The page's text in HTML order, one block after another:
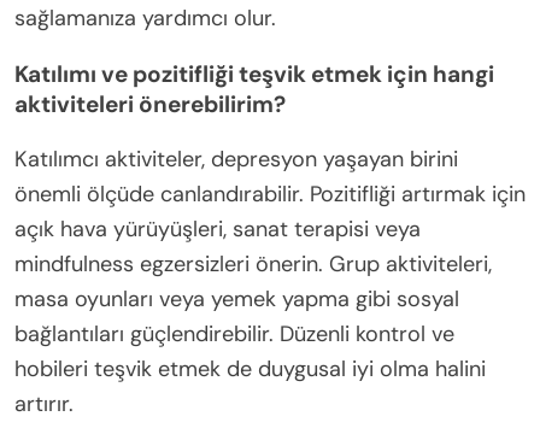
sağlamanıza yardımcı olur.
Katılımı ve pozitifliği teşvik etmek için hangi
aktiviteleri önerebilirim?
Katılımcı aktiviteler, depresyon yaşayan birini
önemli ölçüde canlandırabilir. Pozitifliği artırmak için
açık hava yürüyüşleri, sanat terapisi veya
mindfulness egzersizleri önerin. Grup aktiviteleri,
masa oyunları veya yemek yapma gibi sosyal
bağlantıları güçlendirebilir. Düzenli kontrol ve
hobileri teşvik etmek de duygusal iyi olma halini
artırır.